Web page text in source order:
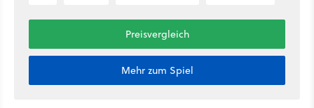
Preisvergleich
Mehr zum Spiel